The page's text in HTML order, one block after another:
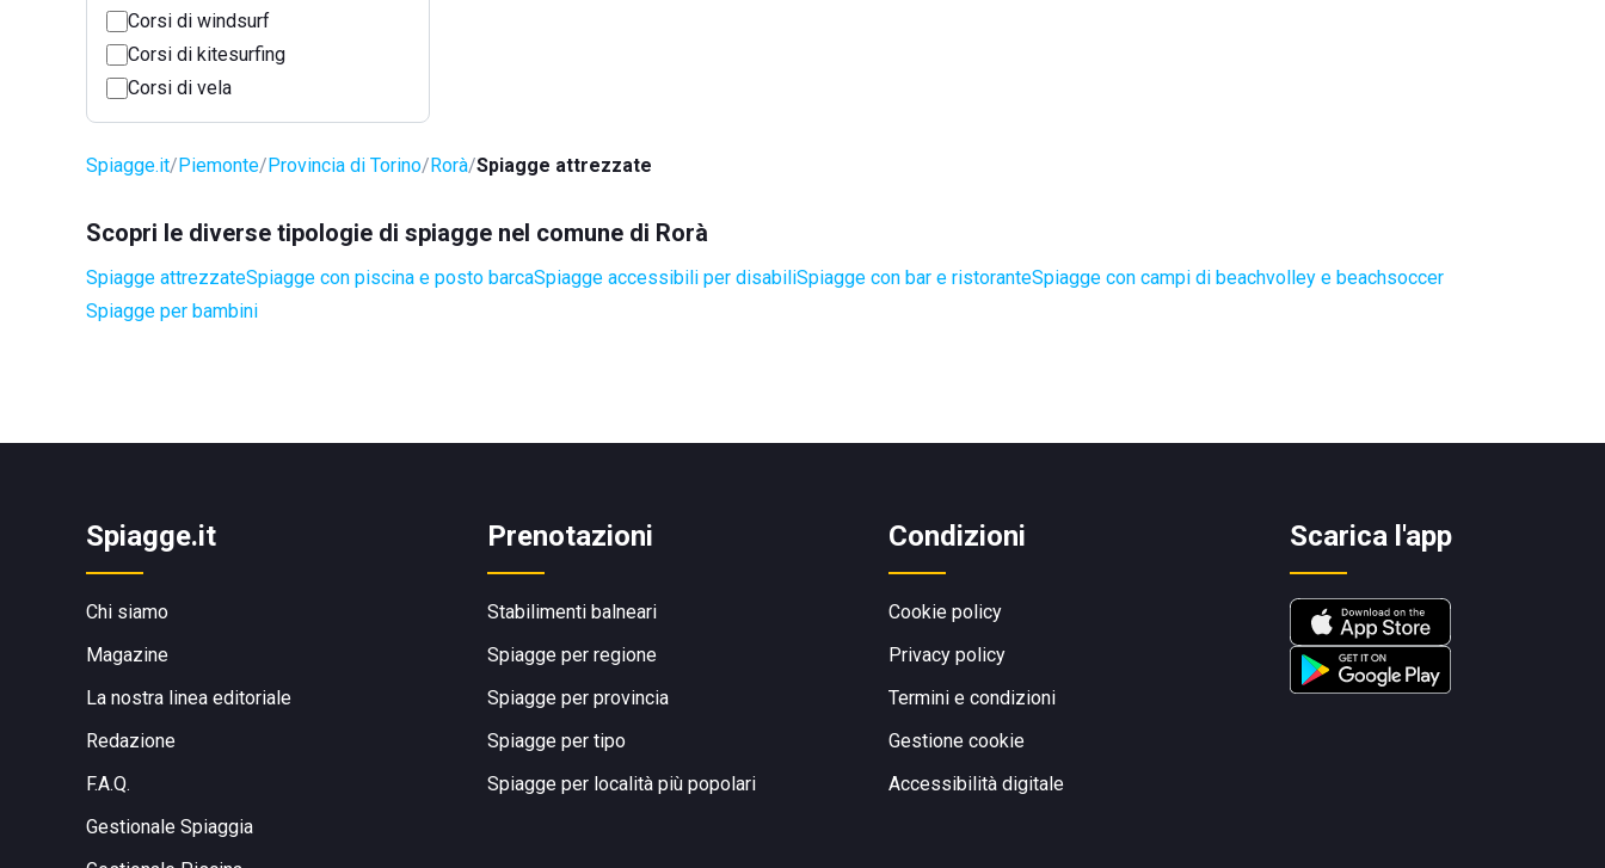
Corsi di windsurf
Corsi di kitesurfing
Corsi di vela
Spiagge.it Piemonte Provincia di Torino Rorà Spiagge attrezzate
Scopri le diverse tipologie di spiagge nel comune di Rorà
Spiagge attrezzateSpiagge con piscina e posto barcaSpiagge accessibili per disabiliSpiagge con bar e ristoranteSpiagge con campi di beachvolley e beachsoccer
Spiagge per bambini
Spiagge.it
Chi siamo
Magazine
La nostra linea editoriale
Redazione
F.A.Q.
Gestionale Spiaggia
Prenotazioni
Stabilimenti balneari
Spiagge per regione
Spiagge per provincia
Spiagge per tipo
Spiagge per località più popolari
Condizioni
Cookie policy
Privacy policy
Termini e condizioni
Gestione cookie
Accessibilità digitale
Scarica l'app